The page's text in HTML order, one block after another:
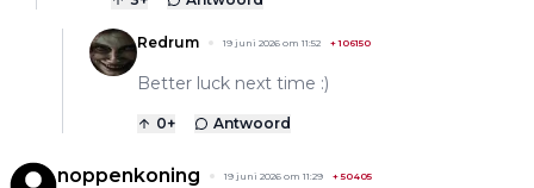
Redrum 19 juni 2026 om 11:52 +106150
Better luck next time :)
0+ Antwoord
noppenkoning 19 juni 2026 om 11:29 + 50405